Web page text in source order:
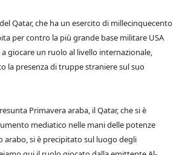
Qatar, che ha un esercito di millecinquecento
per contro la più grande base militare USA
giocare un ruolo al livello internazionale,
la presenza di truppe straniere sul suo
Primavera araba, il Qatar, che si è
mediatico nelle mani delle potenze
arabo, si è precipitato sul luogo degli